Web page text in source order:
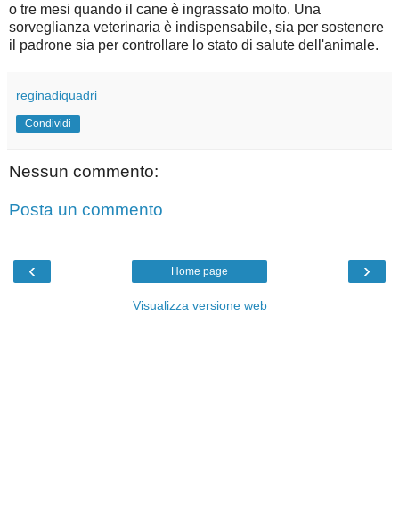
o tre mesi quando il cane è ingrassato molto. Una
sorveglianza veterinaria è indispensabile, sia per sostenere
il padrone sia per controllare lo stato di salute dell'animale.
reginadiquadri
Condividi
Nessun commento:
Posta un commento
‹ ›
Home page
Visualizza versione web